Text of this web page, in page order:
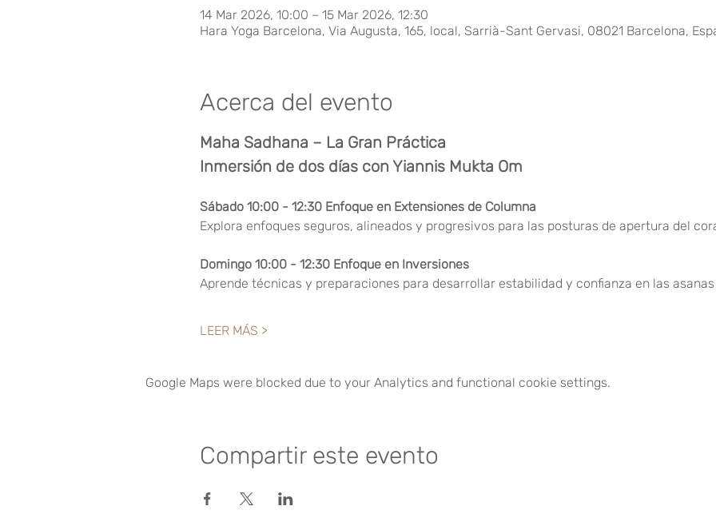
14 Mar 2026, 10:00 – 15 Mar 2026, 12:30
Hara Yoga Barcelona, Via Augusta, 165, local, Sarrià-Sant Gervasi, 08021 Barcelona,
Acerca del evento
Maha Sadhana – La Gran Práctica
Inmersión de dos días con Yiannis Mukta Om
Sábado 10:00 - 12:30 Enfoque en Extensiones de Columna
Explora enfoques seguros, alineados y progresivos para las posturas de apertura del
Domingo 10:00 - 12:30 Enfoque en Inversiones
Aprende técnicas y preparaciones para desarrollar estabilidad y confianza en las
LEER MÁS >
Google Maps were blocked due to your Analytics and functional cookie settings.
Compartir este evento